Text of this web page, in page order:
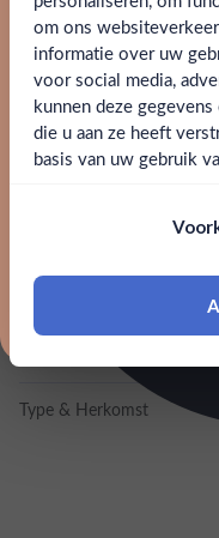
Ben jij
Ja
18 jaar of
Alcohol
Merk
Type & Herkomst
om ons
informatie over uw
voor social media,
kunnen deze
die u aan ze heeft
basis van uw gebruik
Email